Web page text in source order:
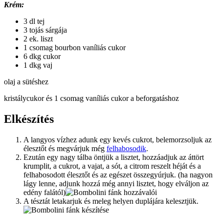
Krém:
3 dl tej
3 tojás sárgája
2 ek. liszt
1 csomag bourbon vaníliás cukor
6 dkg cukor
1 dkg vaj
olaj a sütéshez
kristálycukor és 1 csomag vaníliás cukor a beforgatáshoz
Elkészítés
A langyos vízhez adunk egy kevés cukrot, belemorzsoljuk az
élesztőt és megvárjuk még felhabosodik.
Ezután egy nagy tálba öntjük a lisztet, hozzáadjuk az áttört
krumplit, a cukrot, a vajat, a sót, a citrom reszelt héját és a
felhabosodott élesztőt és az egészet összegyúrjuk. (ha nagyon
lágy lenne, adjunk hozzá még annyi lisztet, hogy elváljon az
edény falától)
A tésztát letakarjuk és meleg helyen duplájára kelesztjük.